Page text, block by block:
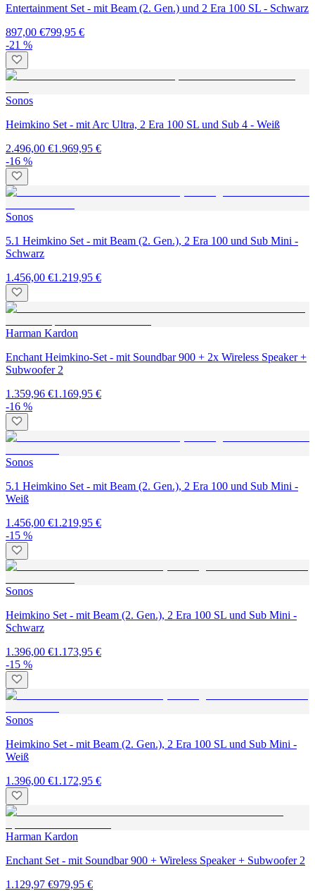
Entertainment Set - mit Beam (2. Gen.) und 2 Era 100 SL - Schwarz
897,00 €799,95 €
-21 %
Sonos
Heimkino Set - mit Arc Ultra, 2 Era 100 SL und Sub 4 - Weiß
2.496,00 €1.969,95 €
-16 %
Sonos
5.1 Heimkino Set - mit Beam (2. Gen.), 2 Era 100 und Sub Mini -
Schwarz
1.456,00 €1.219,95 €
Harman Kardon
Enchant Heimkino-Set - mit Soundbar 900 + 2x Wireless Speaker +
Subwoofer 2
1.359,96 €1.169,95 €
-16 %
Sonos
5.1 Heimkino Set - mit Beam (2. Gen.), 2 Era 100 und Sub Mini -
Weiß
1.456,00 €1.219,95 €
-15 %
Sonos
Heimkino Set - mit Beam (2. Gen.), 2 Era 100 SL und Sub Mini -
Schwarz
1.396,00 €1.173,95 €
-15 %
Sonos
Heimkino Set - mit Beam (2. Gen.), 2 Era 100 SL und Sub Mini -
Weiß
1.396,00 €1.172,95 €
Harman Kardon
Enchant Set - mit Soundbar 900 + Wireless Speaker + Subwoofer 2
1.129,97 €979,95 €